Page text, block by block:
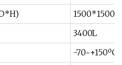
3400L
-70~+150ºC